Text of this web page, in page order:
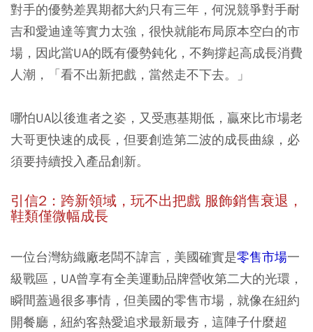
對手的優勢差異期都大約只有三年，何況競爭對手耐
吉和愛迪達等實力太強，很快就能布局原本空白的市
場，因此當UA的既有優勢鈍化，不夠撐起高成長消費
人潮，「看不出新把戲，當然走不下去。」
哪怕UA以後進者之姿，又受惠基期低，贏來比市場老
大哥更快速的成長，但要創造第二波的成長曲線，必
須要持續投入產品創新。
引信2：跨新領域，玩不出把戲 服飾銷售衰退，
鞋類僅微幅成長
一位台灣紡織廠老闆不諱言，美國確實是零售市場一
級戰區，UA曾享有全美運動品牌營收第二大的光環，
瞬間蓋過很多事情，但美國的零售市場，就像在紐約
開餐廳，紐約客熱愛追求最新最夯，這陣子什麼超